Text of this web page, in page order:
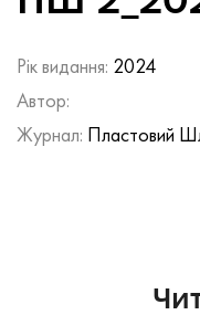
Рік видання: 2024
Автор:
Журнал: Пластовий